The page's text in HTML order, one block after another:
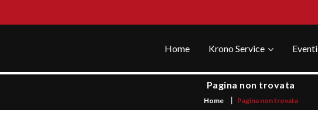
Home Krono Service Eventi
Pagina non trovata
Home Pagina non trovata